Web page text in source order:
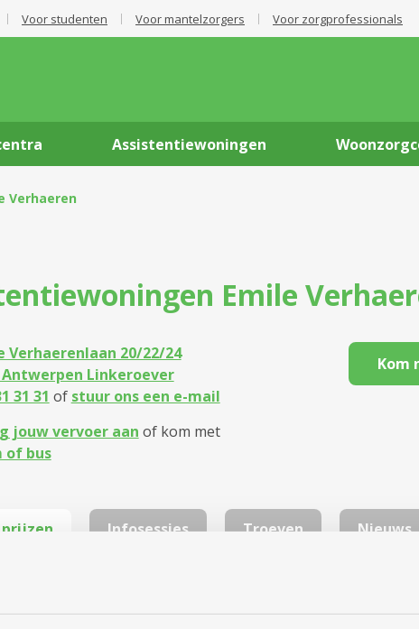
Voor studenten Voor mantelzorgers Voor zorgprofessionals
Assistentiewoningen
Verhaeren
Emile
Verhaerenlaan 20/22/24
Antwerpen Linkeroever
31 31 of stuur ons een e-mail
jouw vervoer aan of kom met
of bus
Kom
prijzen Infosessies Troeven Nieuws